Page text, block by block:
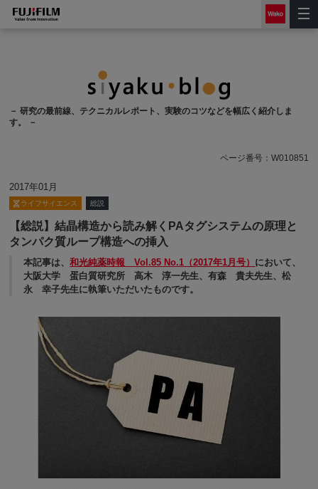
－ 研究の最前線、テクニカルレポート、実験のコツなどを幅広く紹介しま
す。 －
ページ番号： W010851
2017年01月
ライフサイエンス 総説
【総説】結晶構造から読み解くPAタグシステムの原理と
タンパク質ループ構造への挿入
本記事は、和光純薬時報 Vol.85 No.1（2017年1月号） において、
大阪大学 蛋白質研究所 高木 淳一先生、有森 貴夫先生、松
永 幸子先生に執筆いただいたものです。